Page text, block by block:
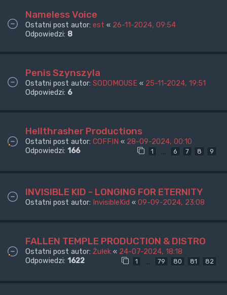
Nameless Voice
Ostatni post autor: est « 26-11-2024, 09:54
Odpowiedzi: 8
Penis Szynszyla
Ostatni post autor: SODOMOUSE « 25-11-2024, 19:51
Odpowiedzi: 6
Hellthrasher Productions
Ostatni post autor: COFFIN « 28-09-2024, 00:10
Odpowiedzi: 166 1 … 6 7 8 9
INVISIBLE KID - LONGING FOR ETERNITY
Ostatni post autor: InvisibleKid « 09-09-2024, 23:08
FALLEN TEMPLE PRODUCTION & DISTRO
Ostatni post autor: Żułek « 24-07-2024, 18:18
Odpowiedzi: 1622 1 79 80 81 82